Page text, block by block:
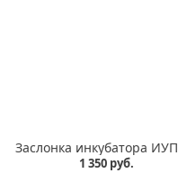
1 350 руб.